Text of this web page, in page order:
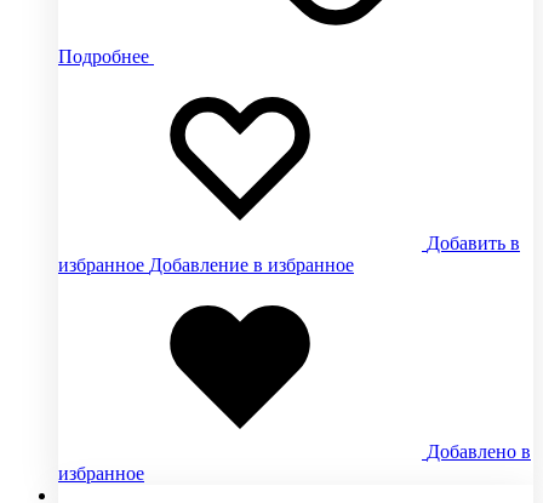
Подробнее
Добавить в
избранное Добавление в избранное
Добавлено в
избранное